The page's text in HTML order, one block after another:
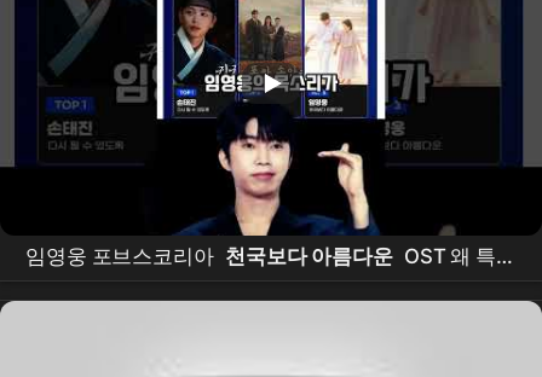
임영웅 포브스코리아 천국보다 아름다운 OST 왜 특별
할까?